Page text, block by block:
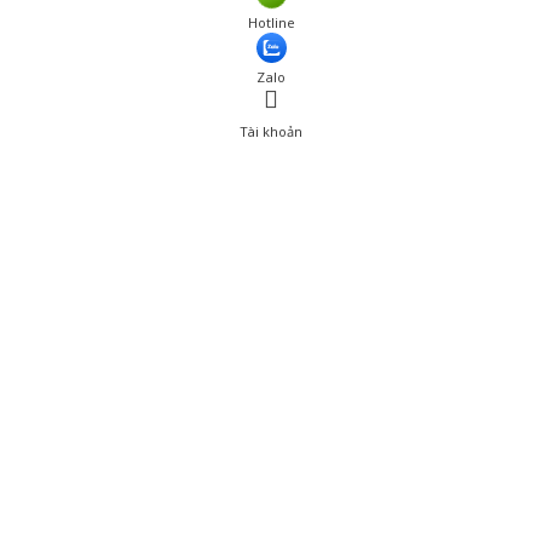
Hotline
Zalo
Tài khoản